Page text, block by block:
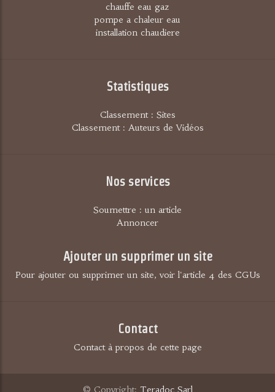
chauffe eau gaz
pompe a chaleur eau
installation chaudiere
Statistiques
Classement : Sites
Classement : Auteurs de Vidéos
Nos services
Soumettre : un article
Annoncer
Ajouter un supprimer un site
Pour ajouter ou supprimer un site, voir l'article 4 des CGUs
Contact
Contact à propos de cette page
© Copyright: Teradoc Sarl